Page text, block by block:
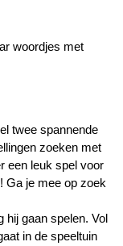
woordjes met
twee spannende
zoeken met
een leuk spel voor
Ga je mee op zoek
hij gaan spelen. Vol
in de speeltuin